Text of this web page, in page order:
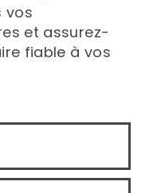
vos
et assurez-
fiable à vos